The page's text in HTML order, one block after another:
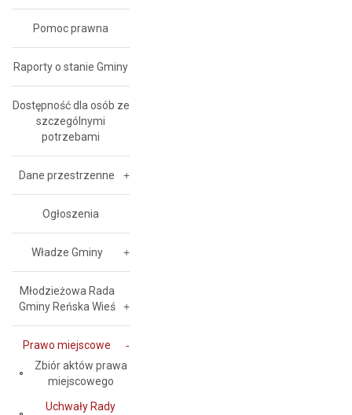
Pomoc prawna
Raporty o stanie Gminy
Dostępność dla osób ze
szczególnymi
potrzebami
Dane przestrzenne
Ogłoszenia
Władze Gminy
Młodzieżowa Rada
Gminy Reńska Wieś
Prawo miejscowe
Zbiór aktów prawa
miejscowego
Uchwały Rady